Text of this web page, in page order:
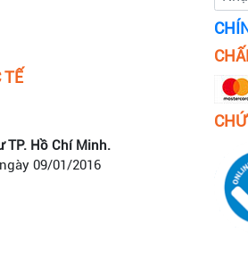
TẾ
TP. Hồ Chí Minh.
09/01/2016